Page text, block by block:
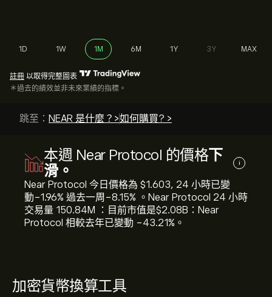
加密貨幣換算工具
1D 1W 1M 6M 1Y 3Y MAX
註冊 以取得完整圖表
＊過去的績效並非未來業績的指標。
跳至： NEAR 是什麼？>如何購買? >
本週 Near Protocol 的價格下
滑。
i
Near Protocol 今日價格為 ‎$‎1.603, 24 小時已變
動‎-1.96‎% 過去一周‎-8.15‎% 。Near Protocol 24 小時
交易量 150.84M ：目前市值是‎$‎2.08B：Near
Protocol 相較去年已變動 ‎-43.21‎%。